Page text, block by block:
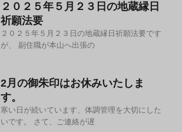
２０２５年５月２３日の地蔵縁日
祈願法要
２０２５年５月２３日の地蔵縁日祈願法要です
が、 副住職が本山へ出張の
2月の御朱印はお休みいたしま
す。
寒い日が続いています、体調管理を大切にした
いです。 さて、ご連絡が遅